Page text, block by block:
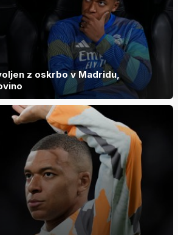
z oskrbo v Madridu,